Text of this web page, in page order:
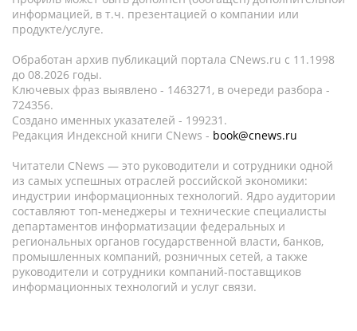
информацией, в т.ч. презентацией о компании или
продукте/услуге.
Обработан архив публикаций портала CNews.ru c 11.1998
до 08.2026 годы.
Ключевых фраз выявлено - 1463271, в очереди разбора -
724356.
Создано именных указателей - 199231.
Редакция Индексной книги CNews - book@cnews.ru
Читатели CNews — это руководители и сотрудники одной
из самых успешных отраслей российской экономики:
индустрии информационных технологий. Ядро аудитории
составляют топ-менеджеры и технические специалисты
департаментов информатизации федеральных и
региональных органов государственной власти, банков,
промышленных компаний, розничных сетей, а также
руководители и сотрудники компаний-поставщиков
информационных технологий и услуг связи.